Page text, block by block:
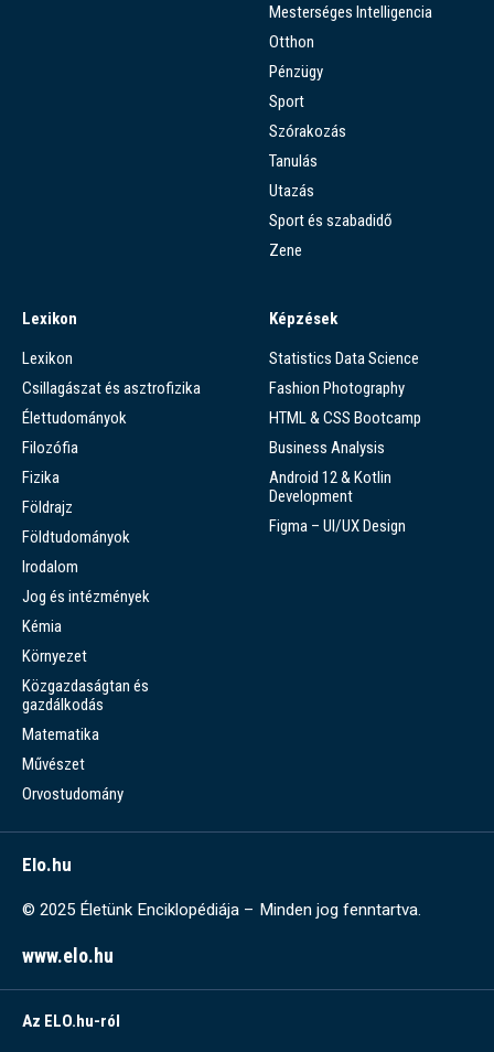
Mesterséges Intelligencia
Otthon
Pénzügy
Sport
Szórakozás
Tanulás
Utazás
Sport és szabadidő
Zene
Lexikon
Lexikon
Csillagászat és asztrofizika
Élettudományok
Filozófia
Fizika
Földrajz
Földtudományok
Irodalom
Jog és intézmények
Kémia
Környezet
Közgazdaságtan és
gazdálkodás
Matematika
Művészet
Orvostudomány
Képzések
Statistics Data Science
Fashion Photography
HTML & CSS Bootcamp
Business Analysis
Android 12 & Kotlin
Development
Figma – UI/UX Design
Elo.hu
© 2025 Életünk Enciklopédiája – Minden jog fenntartva.
www.elo.hu
Az ELO.hu-ról